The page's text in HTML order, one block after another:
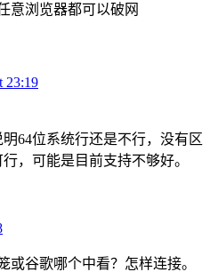
意浏览器都可以破网
23:19
64位系统行还是不行，没有区
，可能是目前支持不够好。
或谷歌哪个中看？怎样连接。